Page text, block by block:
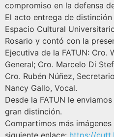
compromiso en la defensa
El acto entrega de
Espacio Cultural
Rosario y contó con la
Ejecutiva de la FATUN: Cro.
General; Cro. Marcelo Di
Cro. Rubén Núñez,
Nancy Gallo, Vocal.
Desde la FATUN le
gran distinción.
Compartimos más